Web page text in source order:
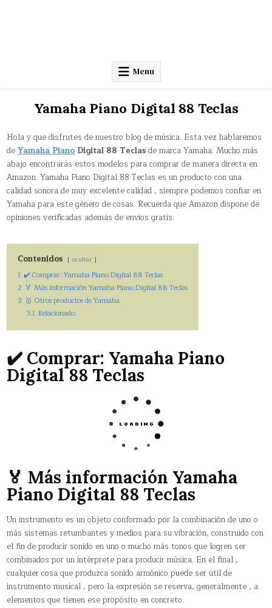
Menu
Yamaha Piano Digital 88 Teclas
Hola y que disfrutes de nuestro blog de música. Esta vez hablaremos
deYamaha PianoDigital 88 Teclasde marca Yamaha. Mucho más
abajo encontrarás estos modelos para comprar de manera directa en
Amazon. Yamaha Piano Digital 88 Teclas es un producto con una
calidad sonora de muy excelente calidad , siempre podemos confiar en
Yamaha para este género de cosas. Recuerda que Amazon dispone de
opiniones verificadas además de envíos gratis.
Contenidos ocultar
1 ✔️ Comprar: Yamaha Piano Digital 88 Teclas
2 🏅 Más información Yamaha Piano Digital 88 Teclas
3 🥇 Otros productos de Yamaha
3.1 Relacionado:
✔️ Comprar: Yamaha Piano
Digital 88 Teclas
🏅 Más información Yamaha
Piano Digital 88 Teclas
Un instrumento es un objeto conformado por la combinación de uno o
más sistemas retumbantes y medios para su vibración, construido con
el fin de producir sonido en uno o mucho más tonos que logren ser
combinados por un intérprete para producir música. En el final ,
cualquier cosa que produzca sonido armónico puede ser útil de
instrumento musical , pero la expresión se reserva, generalmente , a
elementos que tienen ese propósito en concreto.